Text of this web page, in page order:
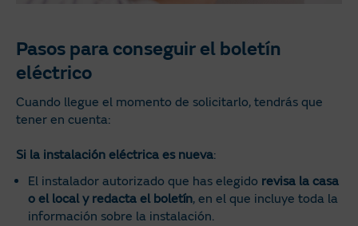
Pasos para conseguir el boletín
eléctrico
Cuando llegue el momento de solicitarlo, tendrás que
tener en cuenta:
Si la instalación eléctrica es nueva:
El instalador autorizado que has elegido revisa la casa
o el local y redacta el boletín, en el que incluye toda la
información sobre la instalación.